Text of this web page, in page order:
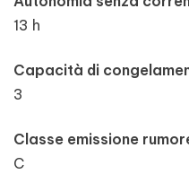
13 h
Capacità di
3
Classe emissione
C